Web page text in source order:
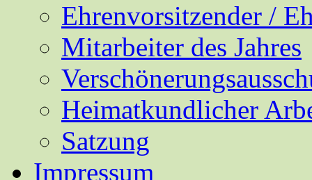
Ehrenvorsitzender /
Mitarbeiter des Jahres
Heimatkundlicher
Satzung
Impressum